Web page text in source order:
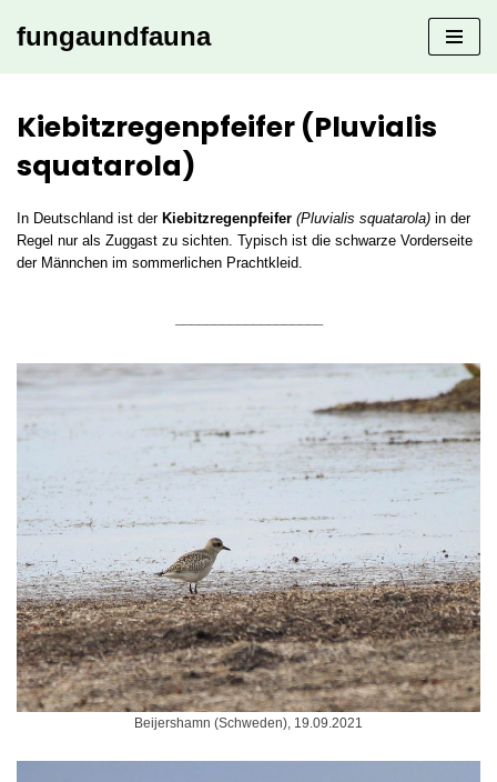
fungaundfauna
Kiebitzregenpfeifer (Pluvialis
squatarola)
In Deutschland ist der Kiebitzregenpfeifer (Pluvialis squatarola) in der
Regel nur als Zuggast zu sichten. Typisch ist die schwarze Vorderseite
der Männchen im sommerlichen Prachtkleid.
Beijershamn (Schweden), 19.09.2021